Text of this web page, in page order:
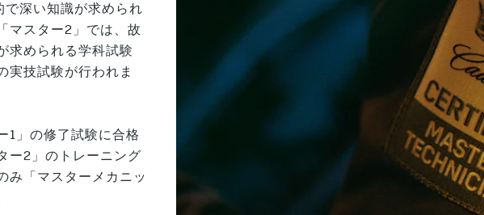
で深い知識が求められ
マスター2」では、故
求められる学科試験
実技試験が行われま
1」の修了試験に合格
ー2」のトレーニング
み「マスターメカニッ